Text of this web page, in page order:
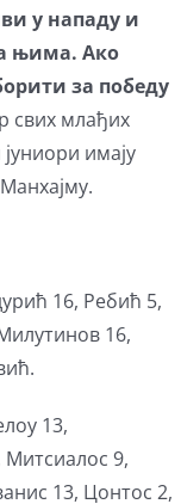
у нападу и
њима. Ако
за победу
свих млађих
имају
16, Ребић 5,
16,
13,
9,
13, Цонтос 2,